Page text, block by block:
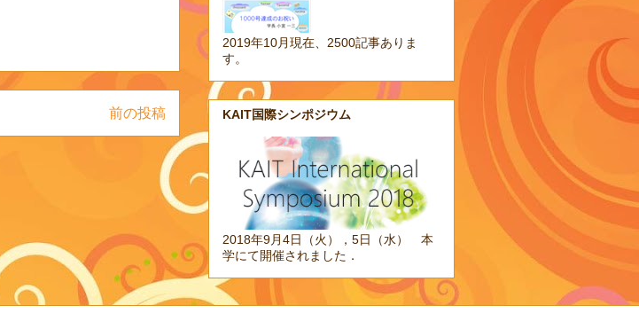
前の投稿
2019年10月現在、2500記事ありま
す。
KAIT国際シンポジウム
2018年9月4日（火），5日（水） 本
学にて開催されました．